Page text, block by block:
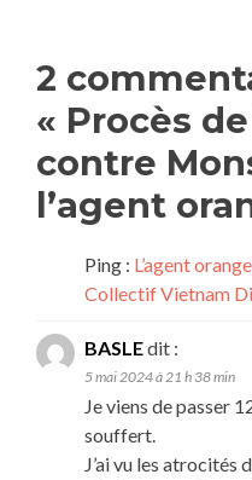
2
« Procès
contre
l’agent
Ping : L’agent
Collectif Vietnam
BASLEdit :
5 mai 2024 à 21 h 38 min
Je viens de passer
souffert.
J’ai vu les atrocités